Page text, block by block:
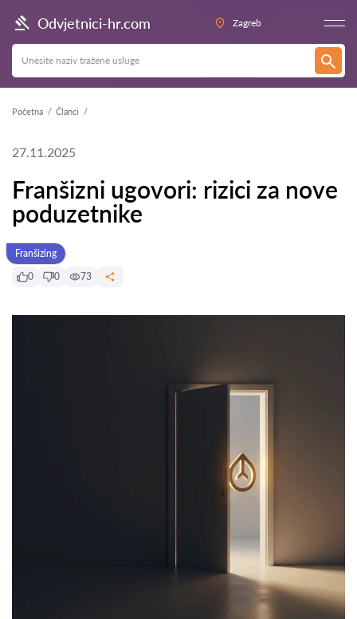
Odvjetnici-hr.com Zagreb
Početna Članci
27.11.2025
Franšizni ugovori: rizici za nove
poduzetnike
Franšizing
0
0 73